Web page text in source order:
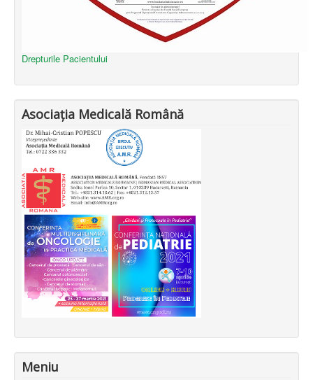
Drepturile Pacientului
Asociația Medicală Română
Meniu